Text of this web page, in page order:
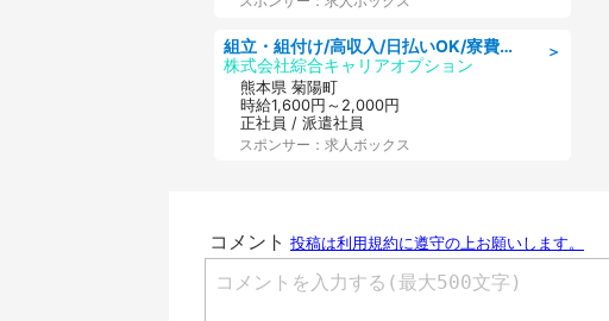
＞
組立・組付け/高収入/日払いOK/寮費無料/交替制/20・30・40代活躍中
株式会社綜合キャリアオプション
熊本県 菊陽町
時給1,600円～2,000円
正社員 / 派遣社員
スポンサー：求人ボックス